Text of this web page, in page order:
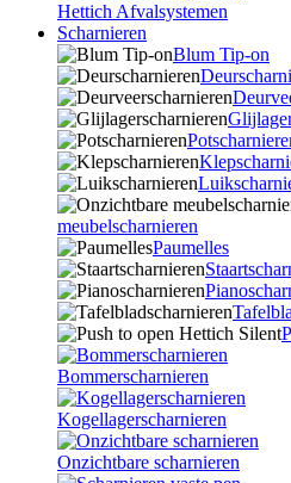
Hettich Afvalsystemen
Scharnieren
Blum Tip-on
meubelscharnieren
Paumelles
Bommerscharnieren
Kogellagerscharnieren
Onzichtbare scharnieren